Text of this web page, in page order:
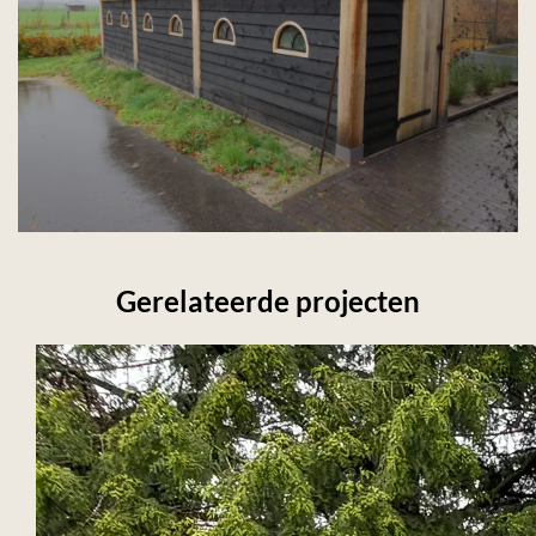
Gerelateerde projecten